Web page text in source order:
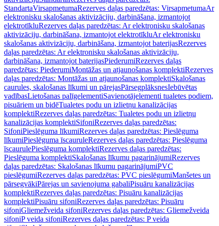
StandartaVirsapmetumaRezerves daļas paredzētas: VirsapmetumaAr
elektronisku skalošanas aktivizāciju, darbināšana, izmantojot
elektrotīkluRezerves daļas paredzētas: Ar elektronisku skalošanas
aktivizāciju, darbināšana, izmantojot elektrotīkluAr elektronisku
skalošanas aktivizāciju, darbināšana, izmantojot baterijasRezerves
daļas paredzētas: Ar elektronisku skalošanas aktivizāciju,
darbināšana, izmantojot baterijasPiederumiRezerves daļas
paredzētas: PiederumiMontāžas un atjaunošanas komplektiRezerves
daļas paredzētas: Montāžas un atjaunošanas komplektiSkalošanas
caurules, skalošanas līkumi un pārejasPārsegplāksnesIebūvētas
vadībasLietošanas palīgelementiSavienotājelementi tualetes podiem,
pisuāriem un bidēTualetes podu un izlietņu kanalizācijas
komplektiRezerves daļas paredzētas: Tualetes podu un izlietņu
kanalizācijas komplektiSifoniRezerves daļas paredzētas:
SifoniPieslēguma līkumiRezerves daļas paredzētas: Pieslēguma
līkumiPieslēguma īscauruleRezerves daļas paredzētas: Pieslēguma
īscaurulePieslēguma komplektiRezerves daļas paredzētas:
Pieslēguma komplektiSkalošanas līkumu pagarinājumiRezerves
daļas paredzētas: Skalošanas līkumu pagarinājumiPVC
pieslēgumiRezerves daļas paredzētas: PVC pieslēgumiManšetes un
pārsegvākiPārejas un savienojuma gabaliPisuāru kanalizācijas
komplektiRezerves daļas paredzētas: Pisuāru kanalizācijas
komplektiPisuāru sifoniRezerves daļas paredzētas: Pisuāru
sifoniGliemežveida sifoniRezerves daļas paredzētas: Gliemežveida
sifoniP veida sifoniRezerves daļas paredzētas: P veida